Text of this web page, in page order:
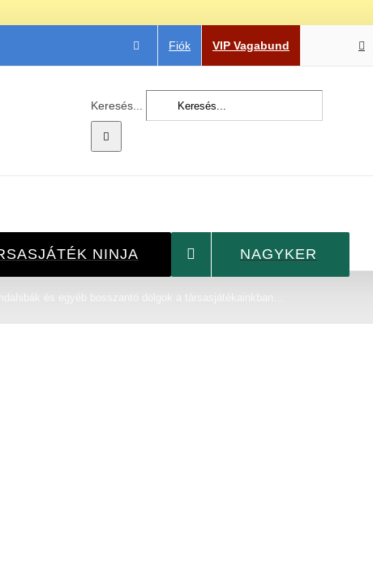
Fiók VIP Vagabund
Keresés...
NINJA NAGYKER